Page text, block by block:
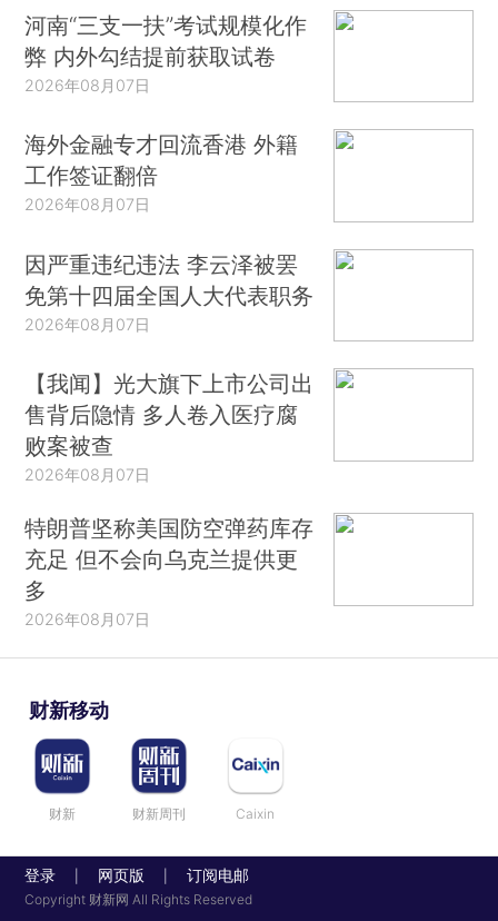
河南“三支一扶”考试规模化作
弊 内外勾结提前获取试卷
2026年08月07日
海外金融专才回流香港 外籍
工作签证翻倍
2026年08月07日
因严重违纪违法 李云泽被罢
免第十四届全国人大代表职务
2026年08月07日
【我闻】光大旗下上市公司出
售背后隐情 多人卷入医疗腐
败案被查
2026年08月07日
特朗普坚称美国防空弹药库存
充足 但不会向乌克兰提供更
多
2026年08月07日
财新移动
财新 财新周刊 Caixin
登录 网页版 订阅电邮
Copyright 财新网 All Rights Reserved